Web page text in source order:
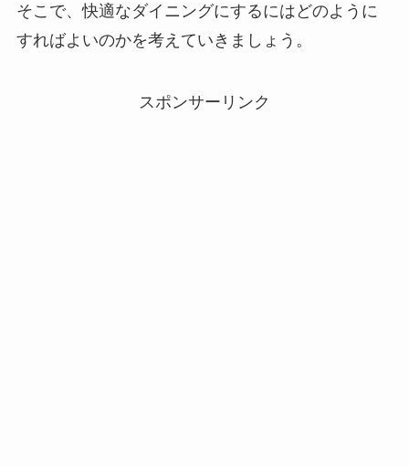
そこで、快適なダイニングにするにはどのように
すればよいのかを考えていきましょう。
スポンサーリンク